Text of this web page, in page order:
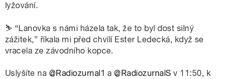
lyžování.
⛷️ “Lanovka s námi házela tak, že to byl dost silný
zážitek,” říkala mi před chvílí Ester Ledecká, když se
vracela ze závodního kopce.
Uslyšíte na @Radiozurnal1 a@RadiozurnalS v 11:50, k